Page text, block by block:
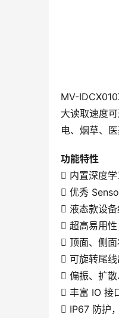
MV-
大读取速度
电、烟草、
功能特性
 内置深度
 优秀
 液态款设
 超高易用
 顶面、侧
 可旋转尾
 偏振、扩
 丰富 IO 接
 IP67 防护